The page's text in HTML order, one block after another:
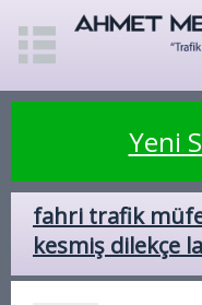
Yeni
fahri trafik
kesmiş dilekçe